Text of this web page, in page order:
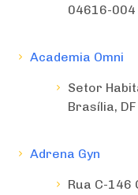
04616-004
Academia Omni
Setor
Brasília, DF
Adrena Gyn
Rua C-146